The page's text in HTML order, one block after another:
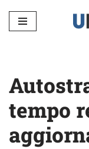
Vai
tempo